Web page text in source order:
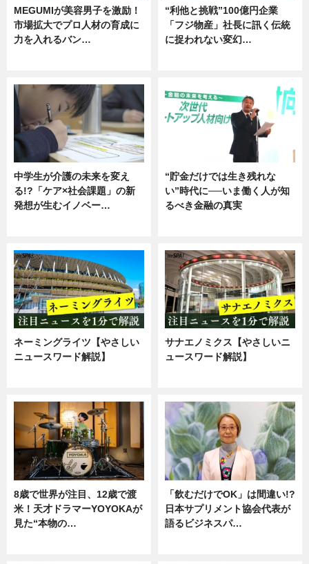
MEGUMIが美容男子を激励！
市場拡大でプロ人材の育成に
力を入れるバン…
“利他と挑戦”100億円企業
「フジ物産」社長に訊く伝統
に捉われない変幻…
中学生が介護の未来を変え
る!?「ケア×社会課題」の新
発想が生むイノベー…
“貯金だけでは生き残れな
い”時代に──いま働く人が知
るべき金融の真実
ネーミングライツ【やさしい
ニュースワード解説】
サナエノミクス【やさしいニ
ュースワード解説】
8歳で世界が注目、12歳で渡
米！天才ドラマーYOYOKAが
見た“本物の…
「飲むだけでOK」は間違い!?
日本サプリメント協会代表が
語るビジネスパ…